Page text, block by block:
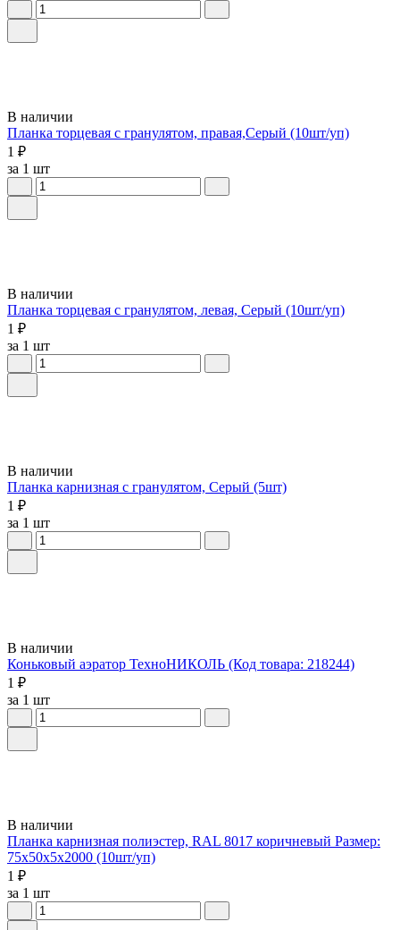
В наличии
Планка торцевая с гранулятом, правая,Серый (10шт/уп)
1 ₽
за 1 шт
В наличии
Планка торцевая с гранулятом, левая, Серый (10шт/уп)
1 ₽
за 1 шт
В наличии
Планка карнизная с гранулятом, Серый (5шт)
1 ₽
за 1 шт
В наличии
Коньковый аэратор ТехноНИКОЛЬ (Код товара: 218244)
1 ₽
за 1 шт
В наличии
Планка карнизная полиэстер, RAL 8017 коричневый Размер:
75х50х5х2000 (10шт/уп)
1 ₽
за 1 шт